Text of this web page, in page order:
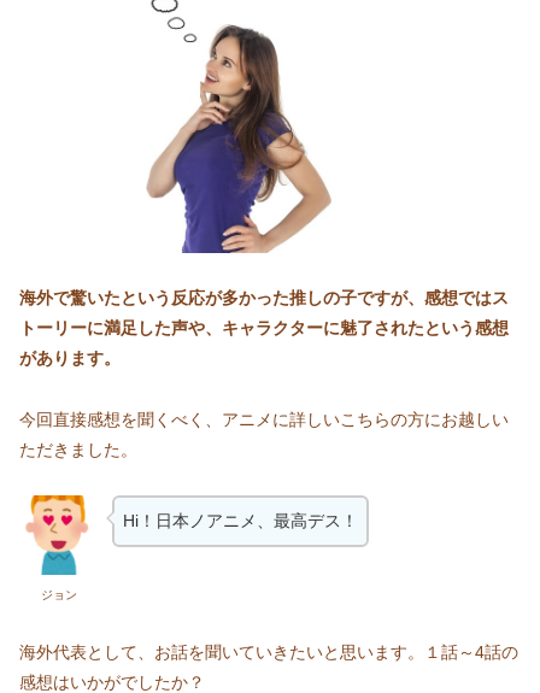
海外で驚いたという反応が多かった推しの子ですが、感想ではス
トーリーに満足した声や、キャラクターに魅了されたという感想
があります。
今回直接感想を聞くべく、アニメに詳しいこちらの方にお越しい
ただきました。
ジョン
Hi！日本ノアニメ、最高デス！
海外代表として、お話を聞いていきたいと思います。１話～4話の
感想はいかがでしたか？